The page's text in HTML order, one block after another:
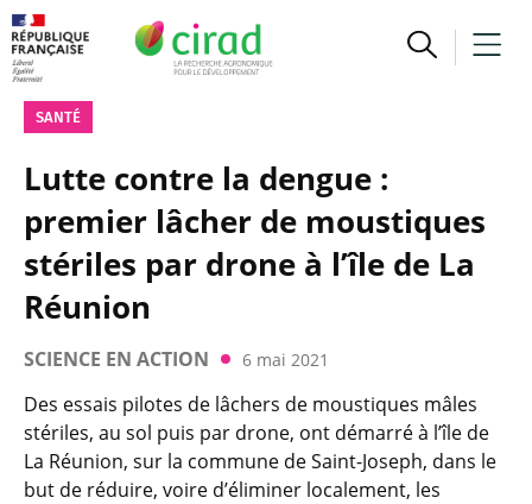
SANTÉ
Lutte contre la dengue :
premier lâcher de moustiques
stériles par drone à l’île de La
Réunion
SCIENCE EN ACTION 6 mai 2021
Des essais pilotes de lâchers de moustiques mâles
stériles, au sol puis par drone, ont démarré à l’île de
La Réunion, sur la commune de Saint-Joseph, dans le
but de réduire, voire d’éliminer localement, les